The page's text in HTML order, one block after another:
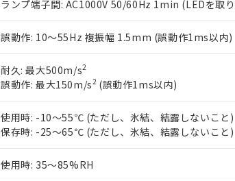
ランプ端子間: AC1000V 50/60Hz 1min (LEDを取
誤動作: 10～55Hz 複振幅 1.5mm (誤動作1ms以内)
耐久: 最大500m/s2
誤動作: 最大150m/s2(誤動作1ms以内)
使用時: -10～55℃ (ただし、氷結、結露しないこと)
保存時: -25～65℃ (ただし、氷結、結露しないこと)
使用時: 35～85%RH
マイパーツ機能（部品リスト作成サービ
お客様が当ウェブサイト上で当社にご登録
が、当社の製品・サービスに関するお客様
さい。
※当社の共同利用者とは、"個人情報の共
いる法人を指します。
※3 非含有証明書ダウンロード
下記の非含有証明書をダウンロードすることがで
EU RoHS指令（10物質）の非含有証明書
51物質の非含有証明書（当社基準）
※本証明書は発行日時点で非含有を証明するも
また、RoHS指令のフタル酸エステル類４物質
混在することから備考欄に対応日を記載しており
既に当社にて対応品への在庫切替を完了して
「ｅ」：有害物質（10物質）のすべてが基準値
「10」：通常の使用状況下において有害物質が
味します。
「－」：未確認です。当社販売部門へお問い合わ
機器販売店・当社販売員にご確認くだ
空
白
受注生産機種、また在庫状況の情報を